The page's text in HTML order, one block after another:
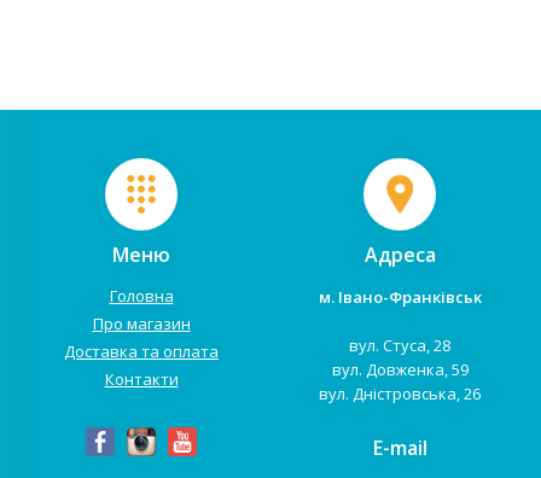
Меню
Головна
Про магазин
Доставка та оплата
Контакти
Адреса
м. Івано-Франківськ
вул. Стуса, 28
вул. Довженка, 59
вул. Дністровська, 26
E-mail